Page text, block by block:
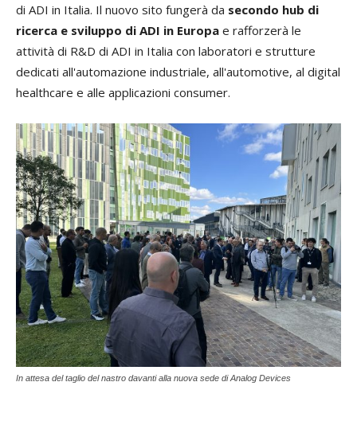
di ADI in Italia. Il nuovo sito fungerà da secondo hub di
ricerca e sviluppo di ADI in Europa e rafforzerà le
attività di R&D di ADI in Italia con laboratori e strutture
dedicati all'automazione industriale, all'automotive, al digital
healthcare e alle applicazioni consumer.
In attesa del taglio del nastro davanti alla nuova sede di Analog Devices